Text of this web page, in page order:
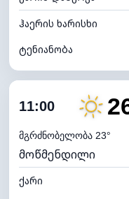
ჰაერის ხარისხი
ტენიანობა
ღრუბლიანობა
ნამის წერტილი
ხილვადობა
განათების ინდექსი
11:00
მგრძნობელობა 23°
მოწმენდილი
ქარი